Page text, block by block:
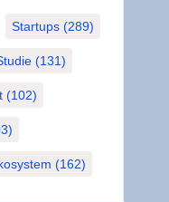
Startups(289)
(131)
(102)
(162)